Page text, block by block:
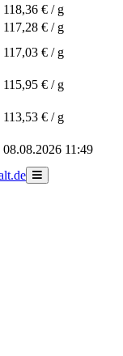
118,36 € / g
117,28 € / g
117,03 € / g
115,95 € / g
113,53 € / g
08.08.2026 11:49